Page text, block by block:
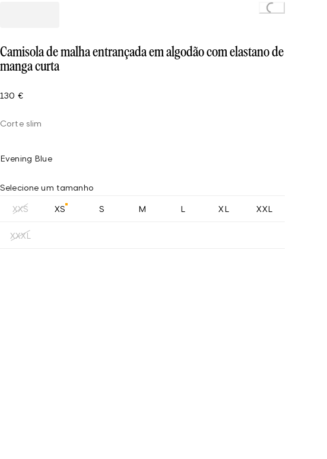
Camisola de malha entrançada em algodão com elastano de
manga curta
130 €
Corte slim
Evening Blue
Selecione um tamanho
XXS XS S M L XL XXL
XXXL